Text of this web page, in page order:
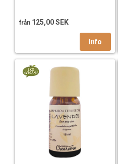
från 125,00 SEK